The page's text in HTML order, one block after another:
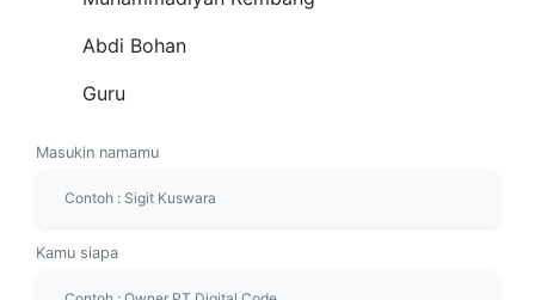
Abdi Bohan
Guru
Masukin namamu
Kamu siapa